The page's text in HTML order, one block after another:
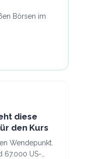
Börsen im
diese
den Kurs
Wendepunkt.
67.000 US-